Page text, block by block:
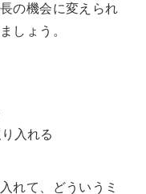
の機会に変えられ
しょう。
入れる
れて、どういうミ